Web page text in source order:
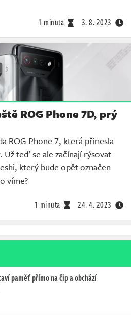
1 minuta 3. 8. 2023
ROG Phone 7D, prý
ROG Phone 7, která přinesla
teď se ale začínají rýsovat
který bude opět označen
víme?
1 minuta 24. 4. 2023
paměť přímo na čip a obchází